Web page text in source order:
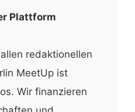
Plattform
redaktionellen
MeetUp ist
Wir finanzieren